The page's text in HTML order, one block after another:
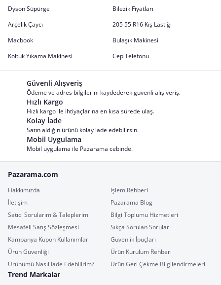
Dyson Süpürge
Bilezik Fiyatları
Arçelik Çaycı
205 55 R16 Kış Lastiği
Macbook
Bulaşık Makinesi
Koltuk Yıkama Makinesi
Cep Telefonu
Güvenli Alışveriş
Ödeme ve adres bilgilerini kaydederek güvenli alış veriş.
Hızlı Kargo
Hızlı kargo ile ihtiyaçlarına en kısa sürede ulaş.
Kolay İade
Satın aldığın ürünü kolay iade edebilirsin.
Mobil Uygulama
Mobil uygulama ile Pazarama cebinde.
Pazarama.com
Hakkımızda
İşlem Rehberi
İletişim
Pazarama Blog
Satıcı Sorularım & Taleplerim
Bilgi Toplumu Hizmetleri
Mesafeli Satış Sözleşmesi
Sıkça Sorulan Sorular
Kampanya Kupon Kullanımları
Güvenlik İpuçları
Ürün Güvenliği
Ürün Kurulum Rehberi
Ürünümü Nasıl İade Edebilirim?
Ürün Geri Çekme Bilgilendirmeleri
Trend Markalar